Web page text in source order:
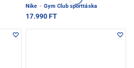
Nike · Gym Club sporttáska
17.990 FT